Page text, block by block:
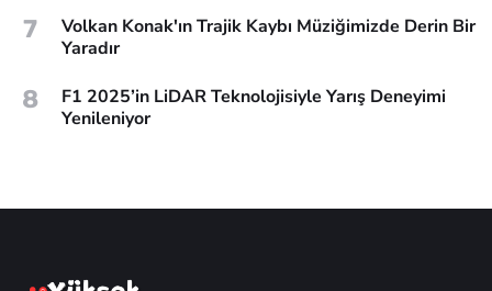
7
Volkan Konak'ın Trajik Kaybı Müziğimizde Derin Bir
Yaradır
8
F1 2025’in LiDAR Teknolojisiyle Yarış Deneyimi
Yenileniyor